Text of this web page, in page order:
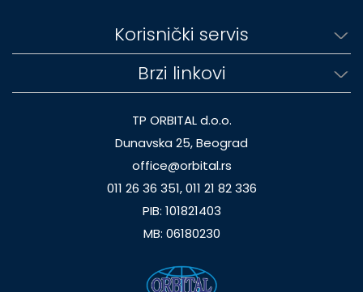
Korisnički servis
Brzi linkovi
TP ORBITAL d.o.o.
Dunavska 25, Beograd
office@orbital.rs
011 26 36 351, 011 21 82 336
PIB: 101821403
MB: 06180230